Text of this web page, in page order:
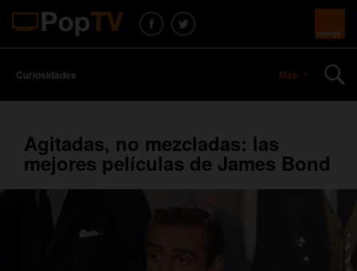
Curiosidades Más
Agitadas, no mezcladas: las
mejores películas de James Bond